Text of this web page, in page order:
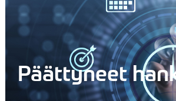
Päättyneet